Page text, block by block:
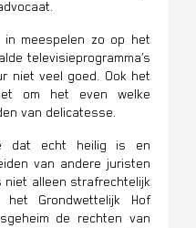
in meespelen zo op het
televisieprogramma’s
niet veel goed. Ook het
om het even welke
van delicatesse.
dat echt heilig is en
van andere juristen
niet alleen strafrechtelijk
het Grondwettelijk Hof
de rechten van